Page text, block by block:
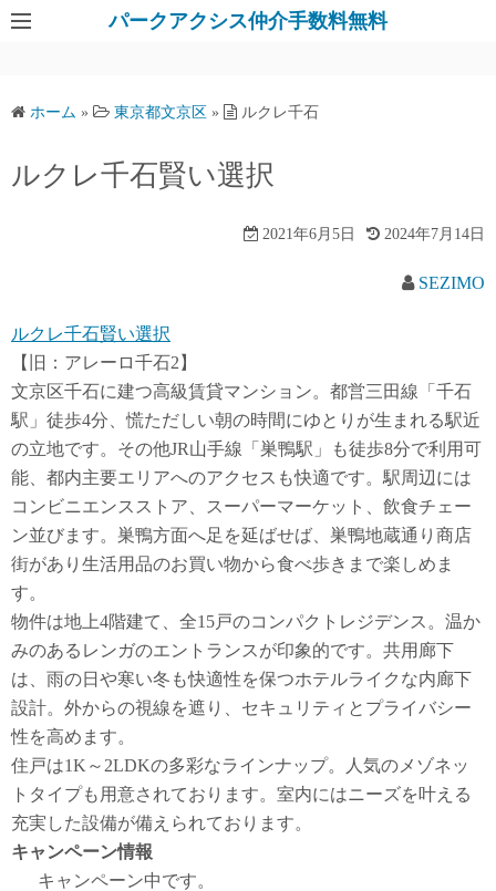
パークアクシス仲介手数料無料
ホーム » 東京都文京区 » ルクレ千石
ルクレ千石賢い選択
2021年6月5日 2024年7月14日
SEZIMO
ルクレ千石賢い選択
【旧：アレーロ千石2】
文京区千石に建つ高級賃貸マンション。都営三田線「千石
駅」徒歩4分、慌ただしい朝の時間にゆとりが生まれる駅近
の立地です。その他JR山手線「巣鴨駅」も徒歩8分で利用可
能、都内主要エリアへのアクセスも快適です。駅周辺には
コンビニエンスストア、スーパーマーケット、飲食チェー
ン並びます。巣鴨方面へ足を延ばせば、巣鴨地蔵通り商店
街があり生活用品のお買い物から食べ歩きまで楽しめま
す。
物件は地上4階建て、全15戸のコンパクトレジデンス。温か
みのあるレンガのエントランスが印象的です。共用廊下
は、雨の日や寒い冬も快適性を保つホテルライクな内廊下
設計。外からの視線を遮り、セキュリティとプライバシー
性を高めます。
住戸は1K～2LDKの多彩なラインナップ。人気のメゾネッ
トタイプも用意されております。室内にはニーズを叶える
充実した設備が備えられております。
キャンペーン情報
キャンペーン中です。